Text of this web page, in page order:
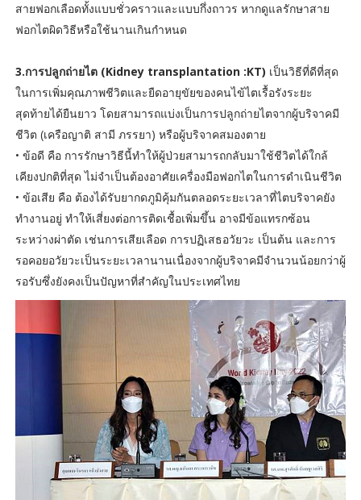
สายฟอกเลือดทั้งแบบชั่วคราวและแบบกึ่งถาวร หากดูแลรักษาสาย
ฟอกไตผิดวิธีหรือใช้นานเกินกำหนด
3.การปลูกถ่ายไต (Kidney transplantation :KT) เป็นวิธีที่ดีที่สุด
ในการเพิ่มคุณภาพชีวิตและยืดอายุขัยของคนไข้ไตเรื้อรังระยะ
สุดท้ายได้ยืนยาว โดยสามารถแบ่งเป็นการปลูกถ่ายไตจากผู้บริจาคมี
ชีวิต (เครือญาติ สามี ภรรยา) หรือผู้บริจาคสมองตาย
• ข้อดี คือ การรักษาวิธีนี้ทำให้ผู้ป่วยสามารถกลับมาใช้ชีวิตได้ใกล้
เคียงปกติที่สุด ไม่จำเป็นต้องอาศัยเครื่องมือฟอกไตในการดำเนินชีวิต
• ข้อเสีย คือ ต้องได้รับยากดภูมิคุ้มกันตลอดระยะเวลาที่ไตบริจาคยัง
ทำงานอยู่ ทำให้เสี่ยงต่อการติดเชื้อเพิ่มขึ้น อาจมีข้อแทรกซ้อน
ระหว่างผ่าตัด เช่นการเสียเลือด การปฏิเสธอวัยวะ เป็นต้น และการ
รอคอยอวัยวะเป็นระยะเวลานานเนื่องจากผู้บริจาคมีจำนวนน้อยกว่าผู้
รอรับซึ่งยังคงเป็นปัญหาที่สำคัญในประเทศไทย